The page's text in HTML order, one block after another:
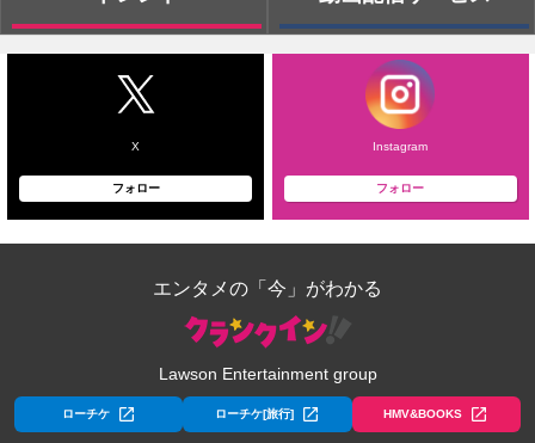
X
フォロー
Instagram
フォロー
エンタメの「今」がわかる
Lawson Entertainment group
ローチケ ローチケ[旅行] HMV&BOOKS